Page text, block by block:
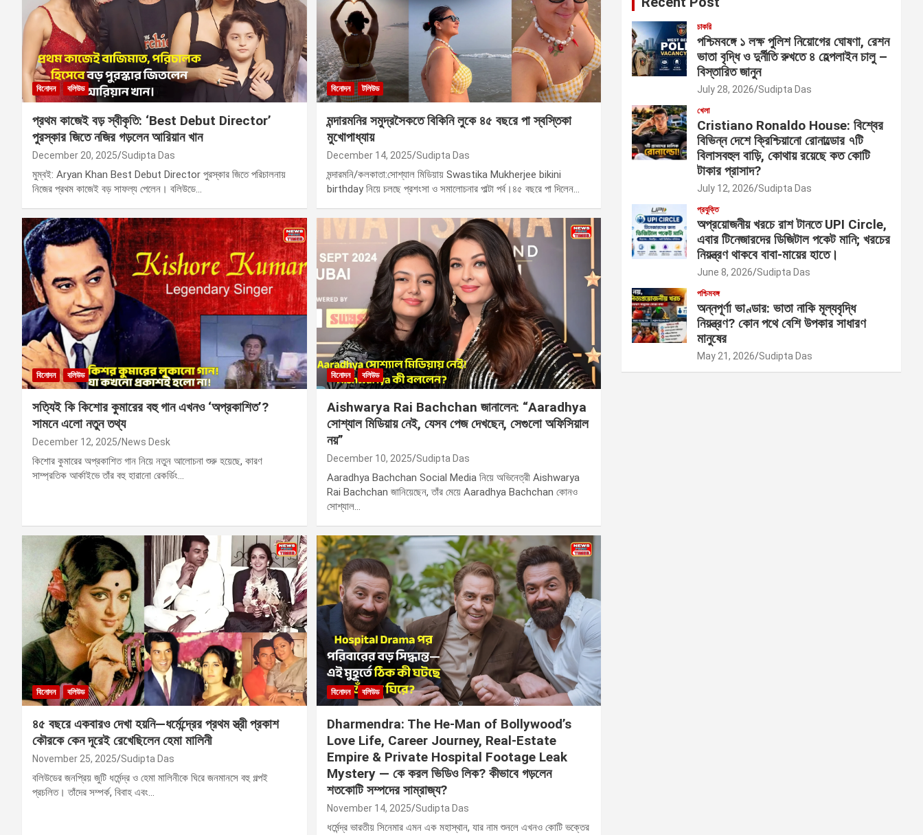
বিনোদন বলিউড
প্রথম কাজেই বড় স্বীকৃতি: ‘Best Debut Director’
পুরস্কার জিতে নজির গড়লেন আরিয়ান খান
December 20, 2025 Sudipta Das
মুম্বই: Aryan Khan Best Debut Director পুরস্কার জিতে পরিচালনায়
নিজের প্রথম কাজেই বড় সাফল্য পেলেন। বলিউডে…
বিনোদন টলিউড
মন্দারমনির সমুদ্রসৈকতে বিকিনি লুকে ৪৫ বছরে পা স্বস্তিকা
মুখোপাধ্যায়
December 14, 2025 Sudipta Das
মন্দারমনি/কলকাতা:সোশ্যাল মিডিয়ায় Swastika Mukherjee bikini
birthday নিয়ে চলছে প্রশংসা ও সমালোচনার পাল্টা পর্ব।৪৫ বছরে পা দিলেন…
বিনোদন বলিউড
সত্যিই কি কিশোর কুমারের বহু গান এখনও ‘অপ্রকাশিত’?
সামনে এলো নতুন তথ্য
December 12, 2025 News Desk
কিশোর কুমারের অপ্রকাশিত গান নিয়ে নতুন আলোচনা শুরু হয়েছে, কারণ
সাম্প্রতিক আর্কাইভে তাঁর বহু হারানো রেকর্ডিং…
বিনোদন বলিউড
Aishwarya Rai Bachchan জানালেন: “Aaradhya
সোশ্যাল মিডিয়ায় নেই, যেসব পেজ দেখছেন, সেগুলো অফিসিয়াল
নয়”
December 10, 2025 Sudipta Das
Aaradhya Bachchan Social Media নিয়ে অভিনেত্রী Aishwarya
Rai Bachchan জানিয়েছেন, তাঁর মেয়ে Aaradhya Bachchan কোনও
সোশ্যাল…
বিনোদন বলিউড
৪৫ বছরে একবারও দেখা হয়নি—ধর্মেন্দ্রের প্রথম স্ত্রী প্রকাশ
কৌরকে কেন দূরেই রেখেছিলেন হেমা মালিনী
November 25, 2025 Sudipta Das
বলিউডের জনপ্রিয় জুটি ধর্মেন্দ্র ও হেমা মালিনীকে ঘিরে জনমানসে বহু গল্পই
প্রচলিত। তাঁদের সম্পর্ক, বিবাহ এবং…
বিনোদন বলিউড
Dharmendra: The He-Man of Bollywood’s
Love Life, Career Journey, Real-Estate
Empire & Private Hospital Footage Leak
Mystery — কে করল ভিডিও লিক? কীভাবে গড়লেন
শতকোটি সম্পদের সাম্রাজ্য?
November 14, 2025 Sudipta Das
ধর্মেন্দ্র ভারতীয় সিনেমার এমন এক মহাস্থান, যার নাম শুনলে এখনও কোটি ভক্তের
চাকরি
পশ্চিমবঙ্গে ১ লক্ষ পুলিশ নিয়োগের ঘোষণা, রেশন
ভাতা বৃদ্ধি ও দুর্নীতি রুখতে ৪ হেল্পলাইন চালু –
বিস্তারিত জানুন
July 28, 2026 Sudipta Das
খেলা
Cristiano Ronaldo House: বিশ্বের
বিভিন্ন দেশে ক্রিশ্চিয়ানো রোনাল্ডোর ৭টি
বিলাসবহুল বাড়ি, কোথায় রয়েছে কত কোটি
টাকার প্রাসাদ?
July 12, 2026 Sudipta Das
প্রযুক্তি
অপ্রয়োজনীয় খরচে রাশ টানতে UPI Circle,
এবার টিনেজারদের ডিজিটাল পকেট মানি; খরচের
নিয়ন্ত্রণ থাকবে বাবা-মায়ের হাতে।
June 8, 2026 Sudipta Das
পশ্চিমবঙ্গ
অন্নপূর্ণা ভাণ্ডার: ভাতা নাকি মূল্যবৃদ্ধি
নিয়ন্ত্রণ? কোন পথে বেশি উপকার সাধারণ
মানুষের
May 21, 2026 Sudipta Das